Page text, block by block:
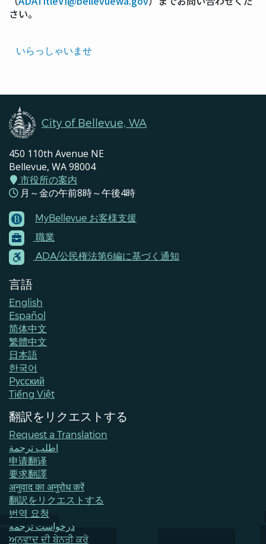
Translated
いらっしゃいませ
さい。
City of Bellevue, WA
450 110th Avenue NE
Bellevue, WA 98004
市役所の案内
月～金の午前8時～午後4時
Footer
Menu
Contacts
MyBellevue お客様支援
職業
ADA/公民権法第6編に基づく通知
言語
English
Español
简体中文
繁體中文
日本語
한국어
Pусский
Tiếng Việt
翻訳をリクエストする
Request a Translation
اطلب ترجمة
申请翻译
要求翻譯
अनुवाद का अनुरोध करें
翻訳をリクエストする
번역 요청
درخواست ترجمه
ਅਨੁਵਾਦ ਦੀ ਬੇਨਤੀ ਕਰੋ